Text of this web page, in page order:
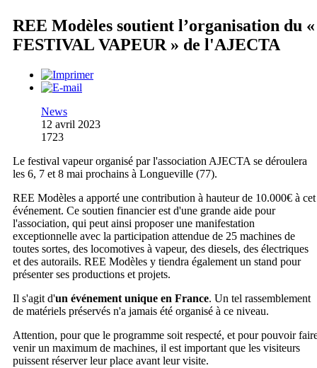
REE Modèles soutient l’organisation du «
FESTIVAL VAPEUR » de l'AJECTA
News
12 avril 2023
1723
Le festival vapeur organisé par l'association AJECTA se déroulera
les 6, 7 et 8 mai prochains à Longueville (77).
REE Modèles a apporté une contribution à hauteur de 10.000€ à cet
événement. Ce soutien financier est d'une grande aide pour
l'association, qui peut ainsi proposer une manifestation
exceptionnelle avec la participation attendue de 25 machines de
toutes sortes, des locomotives à vapeur, des diesels, des électriques
et des autorails. REE Modèles y tiendra également un stand pour
présenter ses productions et projets.
Il s'agit d'un événement unique en France. Un tel rassemblement
de matériels préservés n'a jamais été organisé à ce niveau.
Attention, pour que le programme soit respecté, et pour pouvoir
venir un maximum de machines, il est important que les visiteurs
puissent réserver leur place avant leur visite.